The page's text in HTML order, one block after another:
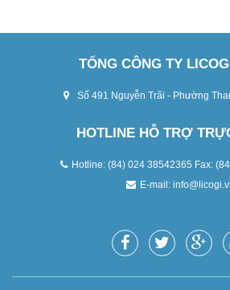
TỔNG CÔNG TY
Số 491 Nguyễn Trãi - Phường
HOTLINE HỖ TRỢ
Hotline: (84) 024 38542365 Fax:
E-mail: